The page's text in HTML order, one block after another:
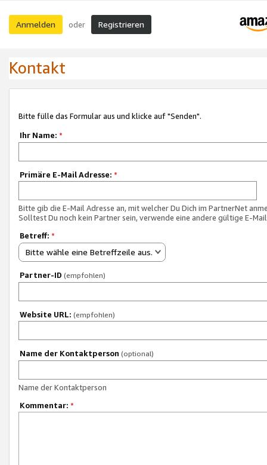
Anmelden oder Registrieren
Kontakt
Bitte fülle das Formular aus und klicke auf "Senden".
Ihr Name: *
Primäre E-Mail Adresse: *
Bitte gib die E-Mail Adresse an, mit welcher Du Dich im PartnerNet
Solltest Du noch kein Partner sein, verwende eine andere gültige E-
Betreff: *
Bitte wähle eine Betreffzeile aus.
Partner-ID (empfohlen)
Website URL: (empfohlen)
Name der Kontaktperson (optional)
Name der Kontaktperson
Kommentar: *